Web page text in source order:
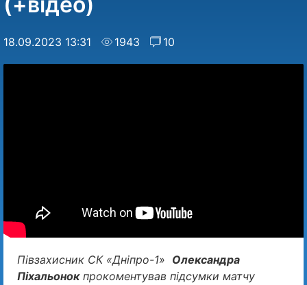
18.09.2023 13:31 1943 10
Півзахисник СК «Дніпро-1» Олександра
Піхальонокпрокоментував підсумки матчу